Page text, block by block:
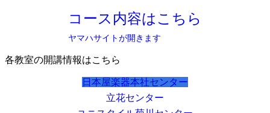
コース内容はこちら
ヤマハサイトが開きます
各教室の開講情報はこちら
日本屋楽器本社センター
立花センター